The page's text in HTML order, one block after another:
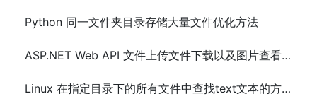
Python 同一文件夹目录存储大量文件优化方法
ASP.NET Web API 文件上传文件下载以及图片查看(支持FTP)
Linux 在指定目录下的所有文件中查找text文本的方法